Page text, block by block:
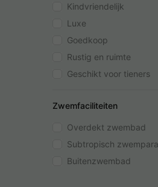
Kindvriendelijk
Luxe
Goedkoop
Rustig en ruimte
Geschikt voor tieners
Zwemfaciliteiten
Overdekt zwembad
Subtropisch
Buitenzwembad